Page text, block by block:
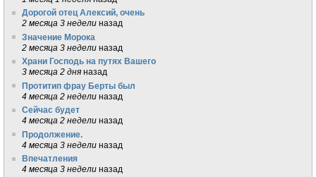
Дорогой отец Алексий, очень
2 месяца 3 недели назад
Значение Морока
2 месяца 3 недели назад
Храни Господь на путях Вашего
3 месяца 2 дня назад
Протитип фрау Берты был
4 месяца 2 недели назад
Сейчас будет
4 месяца 2 недели назад
Продолжение.
4 месяца 3 недели назад
Впечатления
4 месяца 3 недели назад